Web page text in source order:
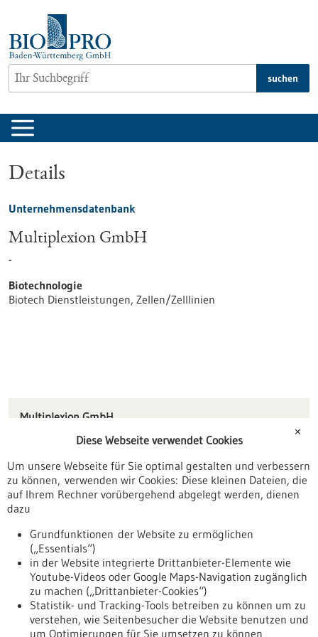
springen
suchen
Details
Unternehmensdatenbank
Multiplexion GmbH
-
Biotechnologie
Biotech Dienstleistungen, Zellen/Zelllinien
Multiplexion GmbH
88048 Friedrichshafen
mail.multiplexion(at)gmail.com
www.multiplexion.de
Zurück zur Ergebnisliste
Nach oben
✕
Diese Webseite verwendet Cookies
Um unsere Webseite für Sie optimal gestalten und verbessern
zu können, verwenden wir Cookies: Diese kleinen Dateien, die
auf Ihrem Rechner vorübergehend abgelegt werden, dienen
dazu
Grundfunktionen der Website zu ermöglichen
(„Essentials“)
in der Website integrierte Drittanbieter-Elemente wie
Youtube-Videos oder Google Maps-Navigation zugänglich
zu machen („Drittanbieter-Cookies“)
Statistik- und Tracking-Tools betreiben zu können um zu
verstehen, wie Seitenbesucher die Website benutzen und
um Optimierungen für Sie umsetzen zu können